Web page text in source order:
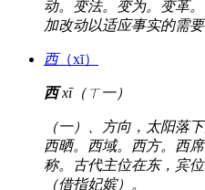
动。变法。变为。变革
加改动以适应事实的需
西（xī）
西xī（ㄒ一）
（一）、方向，太阳落
西晒。西域。西方。西
称。古代主位在东，宾
（借指妃嫔）。